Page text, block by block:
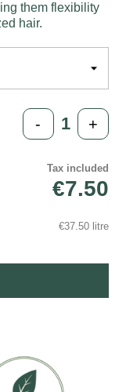
them flexibility
hair.
- +
Tax included
€7.50
€37.50 litre